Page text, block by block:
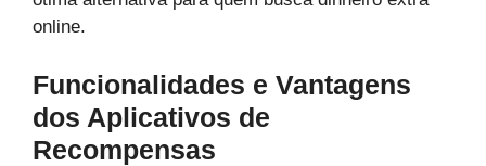
online.
Funcionalidades e Vantagens
dos Aplicativos de
Recompensas